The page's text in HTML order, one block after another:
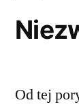
Od tej